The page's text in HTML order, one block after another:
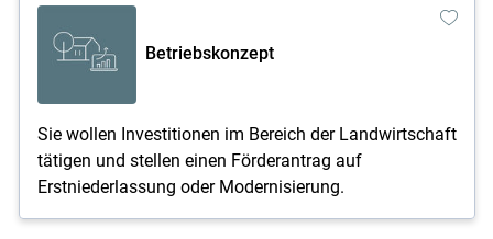
Betriebskonzept
Sie wollen Investitionen im Bereich der Landwirtschaft
tätigen und stellen einen Förderantrag auf
Erstniederlassung oder Modernisierung.